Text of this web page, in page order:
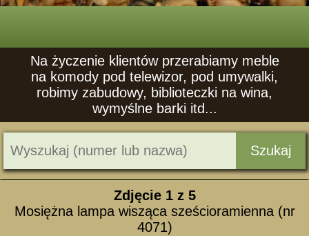
Na życzenie klientów przerabiamy meble
na komody pod telewizor, pod umywalki,
robimy zabudowy, biblioteczki na wina,
wymyślne barki itd...
Szukaj
Zdjęcie 1z 5
Mosiężna lampa wisząca sześcioramienna (nr
4071)